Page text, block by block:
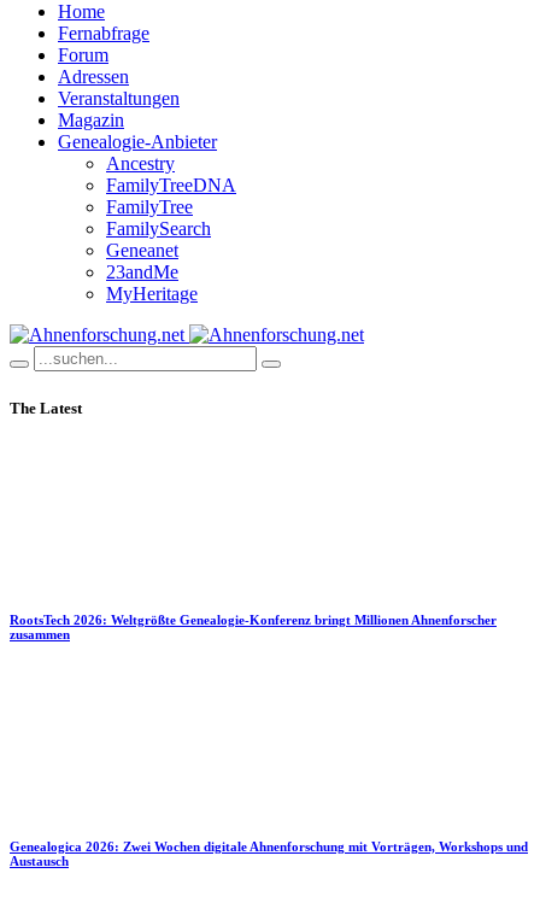
Home
Fernabfrage
Forum
Adressen
Veranstaltungen
Magazin
Genealogie-Anbieter
Ancestry
FamilyTreeDNA
FamilyTree
FamilySearch
Geneanet
23andMe
MyHeritage
The Latest
RootsTech 2026: Weltgrößte Genealogie-Konferenz bringt Millionen Ahnenforscher
zusammen
Genealogica 2026: Zwei Wochen digitale Ahnenforschung mit Vorträgen, Workshops und
Austausch